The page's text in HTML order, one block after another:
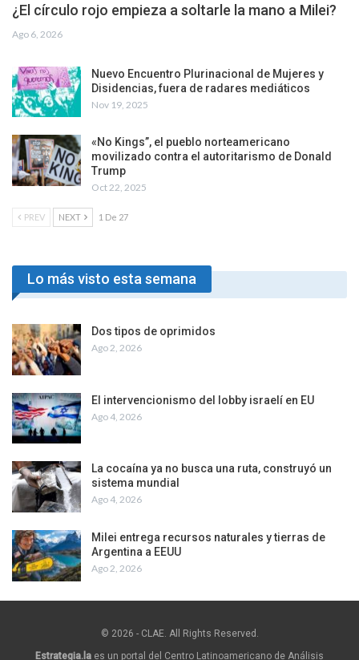
¿El círculo rojo empieza a soltarle la mano a Milei?
Ago 6, 2026
Nuevo Encuentro Plurinacional de Mujeres y
Disidencias, fuera de radares mediáticos
Nov 19, 2025
«No Kings”, el pueblo norteamericano
movilizado contra el autoritarismo de Donald
Trump
Oct 22, 2025
PREV NEXT 1 De 27
Lo más visto esta semana
Dos tipos de oprimidos
Ago 2, 2026
El intervencionismo del lobby israelí en EU
Ago 4, 2026
La cocaína ya no busca una ruta, construyó un
sistema mundial
Ago 4, 2026
Milei entrega recursos naturales y tierras de
Argentina a EEUU
Ago 2, 2026
© 2026 - CLAE. All Rights Reserved.
Estrategia.la es un portal del Centro Latinoamericano de Análisis